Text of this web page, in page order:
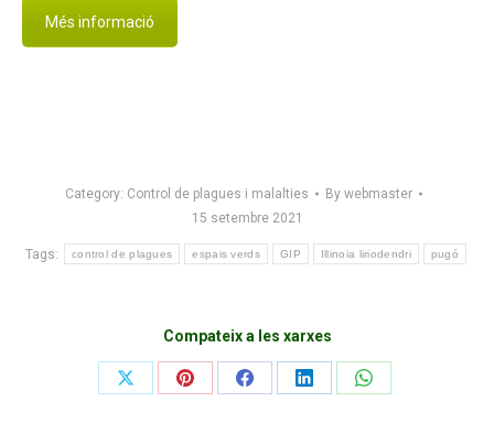
Més informació
Category: Control de plagues i malalties By webmaster
15 setembre 2021
Tags: control de plagues espais verds GIP Illinoia liriodendri pugó
Compateix a les xarxes
Share
Share
Share
Share
Share